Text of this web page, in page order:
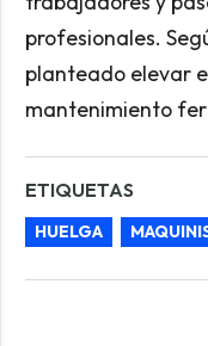
profesionales.
planteado elevar
mantenimiento
ETIQUETAS
HUELGA